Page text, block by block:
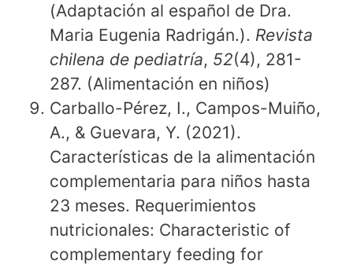
(Adaptación al español de Dra.
Maria Eugenia Radrigán.). Revista
chilena de pediatría, 52(4), 281-
287. (Alimentación en niños)
Carballo-Pérez, I., Campos-Muiño,
A., & Guevara, Y. (2021).
Características de la alimentación
complementaria para niños hasta
23 meses. Requerimientos
nutricionales: Characteristic of
complementary feeding for